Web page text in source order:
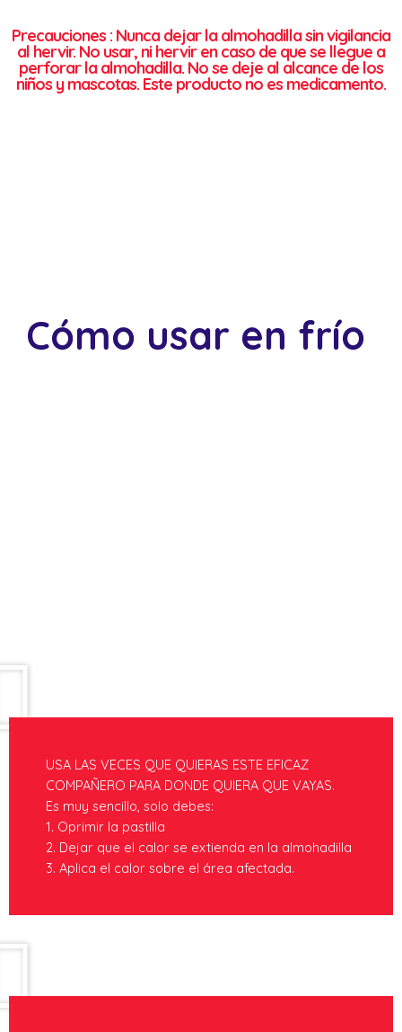
Precauciones : Nunca dejar la almohadilla sin vigilancia
al hervir. No usar, ni hervir en caso de que se llegue a
perforar la almohadilla. No se deje al alcance de los
niños y mascotas. Este producto no es medicamento.
Cómo usar en frío
USA LAS VECES QUE QUIERAS ESTE EFICAZ
COMPAÑERO PARA DONDE QUIERA QUE VAYAS.
Es muy sencillo, solo debes:
1. Oprimir la pastilla
2. Dejar que el calor se extienda en la almohadilla
3. Aplica el calor sobre el área afectada.